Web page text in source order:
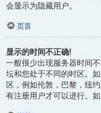
会显示为隐藏用户。
页首
显示的时间不正确!
一般很少出现服务器时间
坛和您处于不同的时区。
区，例如伦敦，巴黎，纽
有注册用户才可以进行。